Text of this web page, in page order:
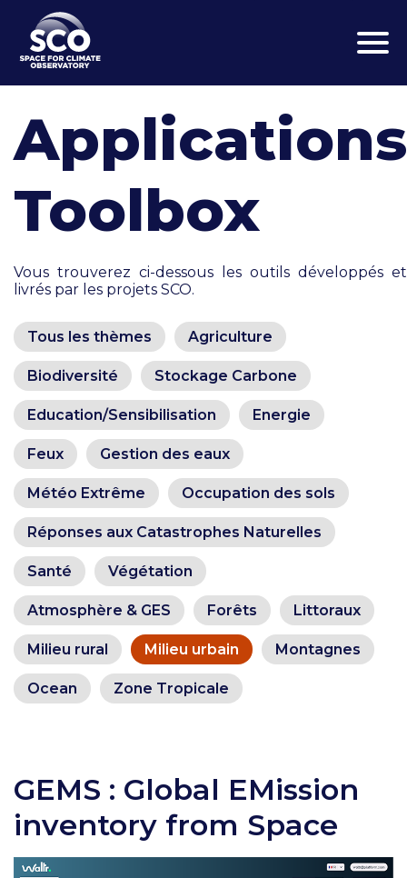
contenu
principal
Applications
Toolbox
Vous trouverez ci-dessous les outils développés et
livrés par les projets SCO.
Tous les thèmes Agriculture
Biodiversité Stockage Carbone
Education/Sensibilisation Energie
Feux Gestion des eaux
Météo Extrême Occupation des sols
Réponses aux Catastrophes Naturelles
Santé Végétation
Atmosphère & GES Forêts Littoraux
Milieu rural Milieu urbain Montagnes
Ocean Zone Tropicale
GEMS : Global EMission
inventory from Space